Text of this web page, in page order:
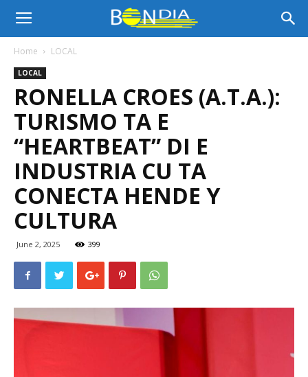
Bon
Dia
Aruba
Noticia
Home LOCAL
LOCAL
RONELLA CROES (A.T.A.):
TURISMO TA E
“HEARTBEAT” DI E
INDUSTRIA CU TA
CONECTA HENDE Y
CULTURA
June 2, 2025 399